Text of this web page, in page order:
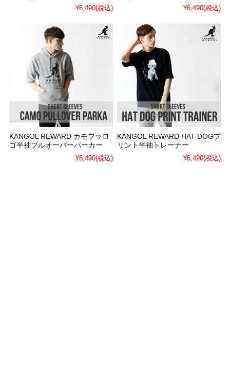
¥6,490(税込)
¥6,490(税込)
KANGOL REWARD カモフラロ
ゴ半袖プルオーバーパーカー
¥6,490(税込)
KANGOL REWARD HAT DOGプ
リント半袖トレーナー
¥6,490(税込)